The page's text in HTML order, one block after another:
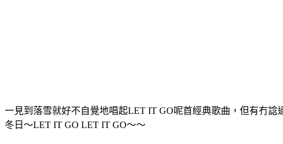
一見到落雪就好不自覺地唱起LET IT GO呢首經典歌曲，但有冇
冬日～LET IT GO LET IT GO～～